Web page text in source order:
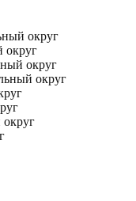
округ
округ
округ
округ